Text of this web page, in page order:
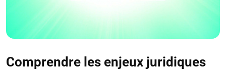
Comprendre les enjeux juridiques